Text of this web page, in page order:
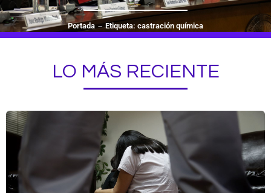
Portada Etiqueta: castración química
LO MÁS RECIENTE